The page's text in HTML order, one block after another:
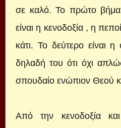
σε καλό. Το πρώτο βήμα
είναι η κενοδοξία , η
κάτι. Το δεύτερο είναι η
δηλαδή του ότι όχι
σπουδαίο ενώπιον Θεού
Από την κενοδοξία και